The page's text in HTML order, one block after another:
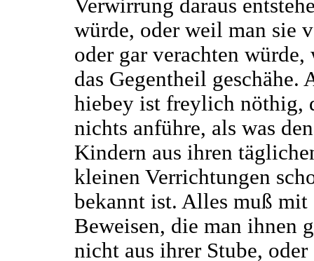
Verwirrung daraus
würde, oder weil man sie
oder gar verachten würde,
das Gegentheil geschähe.
hiebey ist freylich nöthig,
nichts anführe, als was den
Kindern aus ihren
kleinen Verrichtungen
bekannt ist. Alles muß mit
Beweisen, die man ihnen
nicht aus ihrer Stube, oder